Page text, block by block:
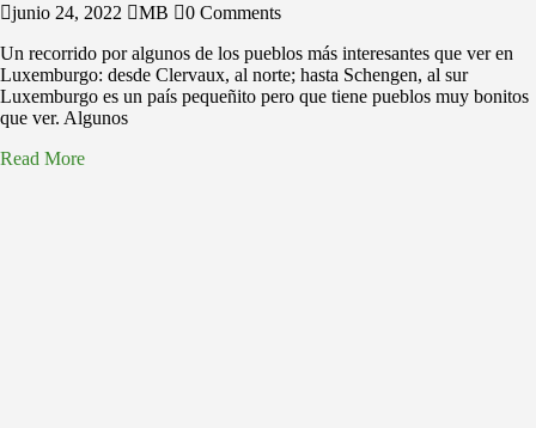
junio 24, 2022 MB
0 Comments
Un recorrido por algunos de los pueblos más interesantes que ver en
Luxemburgo: desde Clervaux, al norte; hasta Schengen, al sur
Luxemburgo es un país pequeñito pero que tiene pueblos muy bonitos
que ver. Algunos
Read More